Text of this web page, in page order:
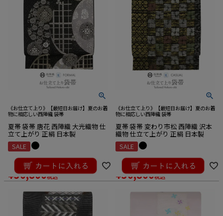
《お仕立て上り》【最短日お届け】夏のお着
物に相応しい西陣織 袋帯
夏帯 袋帯 唐花 西陣織 大光織物 仕
立て上がり 正絹 日本製
SALE
36,300のところ
¥30,800税込
《お仕立て上り》【最短日お届け】夏のお着
物に相応しい西陣織 袋帯
夏帯 袋帯 変わり市松 西陣織 沢本
織物 仕立て上がり 正絹 日本製
SALE
36,300のところ
¥30,800税込